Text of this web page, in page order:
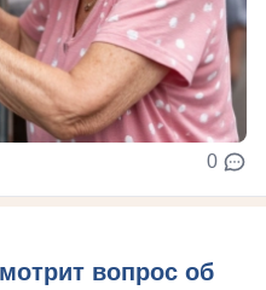
0
вопрос об